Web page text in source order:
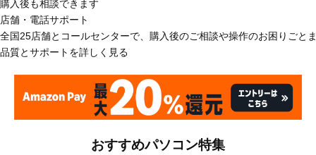
購入後も相談できます
店舗・電話サポート
全国25店舗とコールセンターで、購入後のご相談や操作のお困りごと
品質とサポートを詳しく見る
おすすめパソコン特集